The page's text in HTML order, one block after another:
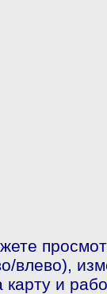
влево),
и